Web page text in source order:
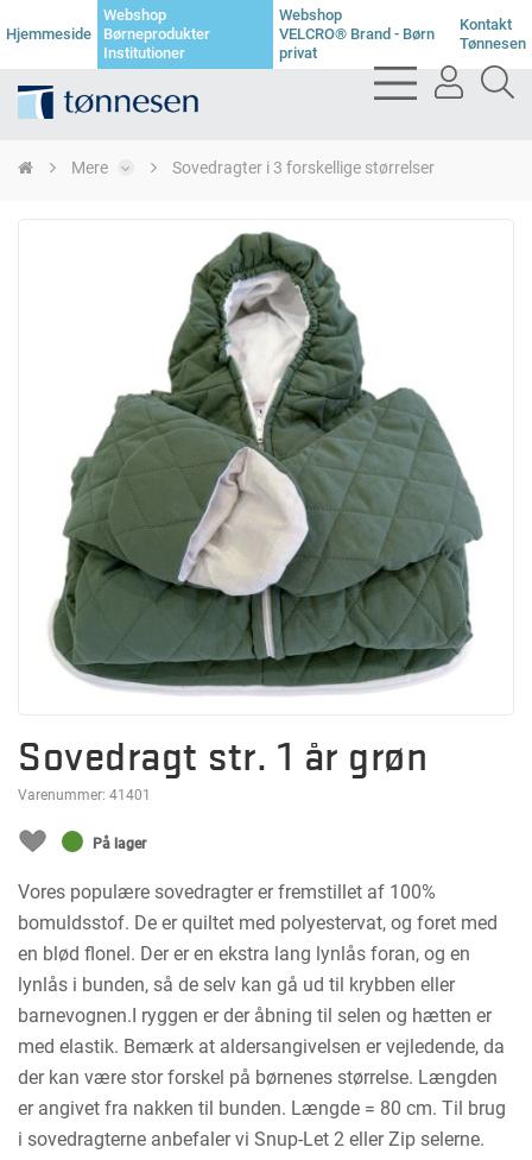
Hjemmeside
Webshop
Børneprodukter
Institutioner
Webshop
VELCRO® Brand - Børn
privat
Kontakt
Tønnesen
bars
light
user
Mere Sovedragter i 3 forskellige størrelser
Sovedragt str. 1 år grøn
Varenummer: 41401
På lager
Vores populære sovedragter er fremstillet af 100%
bomuldsstof. De er quiltet med polyestervat, og foret med
en blød flonel. Der er en ekstra lang lynlås foran, og en
lynlås i bunden, så de selv kan gå ud til krybben eller
barnevognen.I ryggen er der åbning til selen og hætten er
med elastik. Bemærk at aldersangivelsen er vejledende, da
der kan være stor forskel på børnenes størrelse. Længden
er angivet fra nakken til bunden. Længde = 80 cm. Til brug
i sovedragterne anbefaler vi Snup-Let 2 eller Zip selerne.